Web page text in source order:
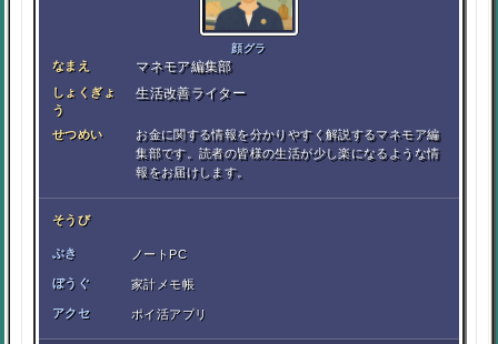
顔グラ
なまえ マネモア編集部
しょくぎょ
う
生活改善ライター
せつめい
お金に関する情報を分かりやすく解説するマネモア編
集部です。読者の皆様の生活が少し楽になるような情
報をお届けします。
そうび
ぶき ノートPC
ぼうぐ 家計メモ帳
アクセ ポイ活アプリ